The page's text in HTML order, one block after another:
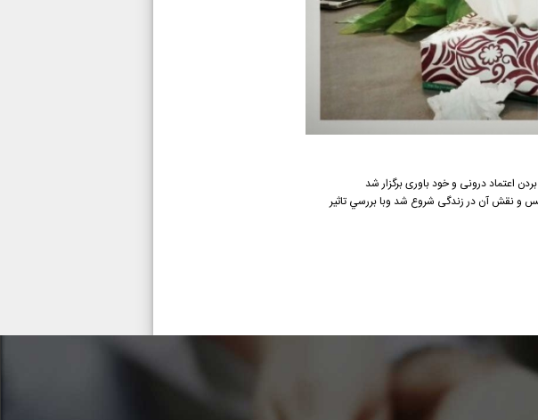
اعتماد درونی و خود باوری برگزار شد
و نقش آن در زندگی شروع شد وبا ﺑﺮرﺳﻲ ﺗﺎﺛﻴﺮ